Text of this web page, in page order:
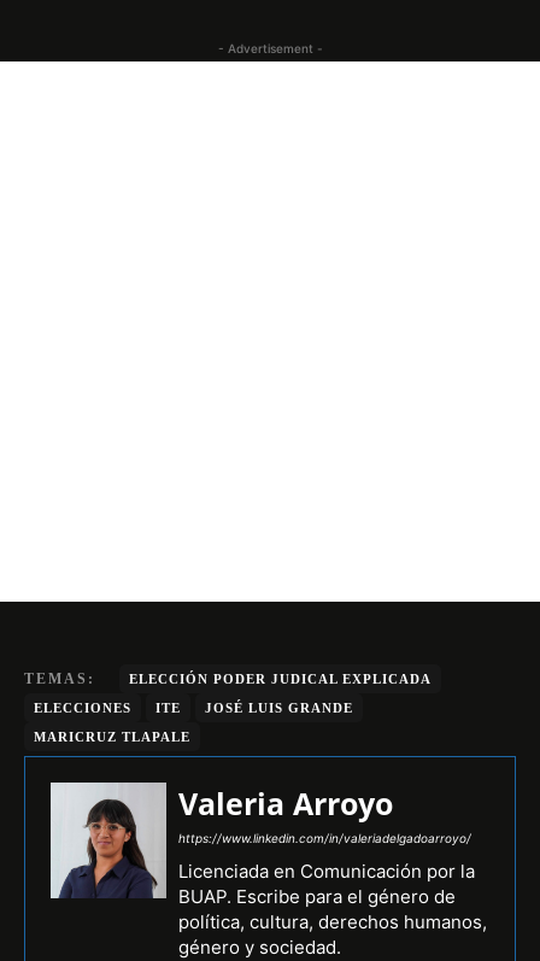
- Advertisement -
TEMAS:
ELECCIÓN PODER JUDICAL EXPLICADA
ELECCIONES
ITE
JOSÉ LUIS GRANDE
MARICRUZ TLAPALE
Valeria Arroyo
https://www.linkedin.com/in/valeriadelgadoarroyo/
Licenciada en Comunicación por la
BUAP. Escribe para el género de
política, cultura, derechos humanos,
género y sociedad.